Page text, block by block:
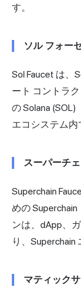
す。
ソル フォー
Sol Faucet は、
ート コントラ
の Solana
エコシステム内
スーパーチ
Superchain
めの
ンは、dApp、
り、Superchain
マティック